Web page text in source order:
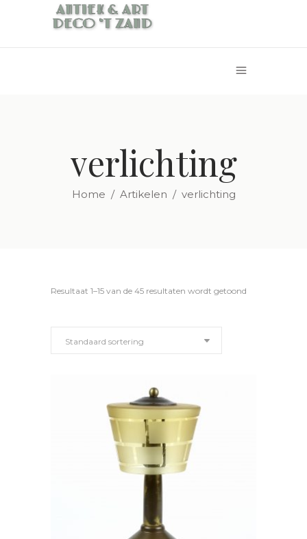
verlichting
Home / Artikelen / verlichting
Resultaat 1–15 van de 45 resultaten wordt getoond
Standaard sortering